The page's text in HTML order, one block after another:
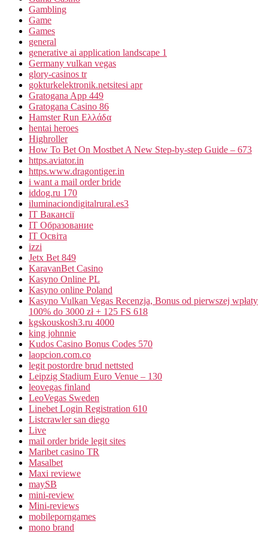
Gambling
Game
Games
general
generative ai application landscape 1
Germany vulkan vegas
glory-casinos tr
gokturkelektronik.netsitesi apr
Gratogana App 449
Gratogana Casino 86
Hamster Run Ελλάδα
hentai heroes
Highroller
How To Bet On Mostbet A New Step-by-step Guide – 673
https.aviator.in
https.www.dragontiger.in
i want a mail order bride
iddog.ru 170
iluminaciondigitalrural.es3
IT Вакансії
IT Образование
IT Освіта
izzi
Jetx Bet 849
KaravanBet Casino
Kasyno Online PL
Kasyno online Poland
Kasyno Vulkan Vegas Recenzja, Bonus od pierwszej wpłaty
100% do 3000 zł + 125 FS 618
kgskouskosh3.ru 4000
king johnnie
Kudos Casino Bonus Codes 570
laopcion.com.co
legit postordre brud nettsted
Leipzig Stadium Euro Venue – 130
leovegas finland
LeoVegas Sweden
Linebet Login Registration 610
Listcrawler san diego
Live
mail order bride legit sites
Maribet casino TR
Masalbet
Maxi reviewe
maySB
mini-review
Mini-reviews
mobileporngames
mono brand